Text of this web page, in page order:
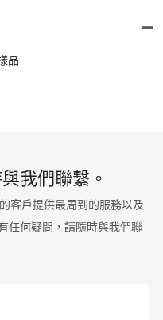
品
我們聯繫。
客戶提供最周到的服務以及
任何疑問，請隨時與我們聯